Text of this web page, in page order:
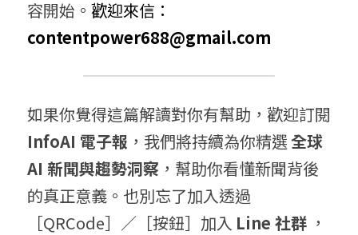
容開始。
contentpower688@gmail.com
InfoAI 電子報 ，我們將持續為你精選 全球
AI 新聞與趨勢洞察 ，幫助你看懂新聞背後
的真正意義。也別忘了加入透過
［QRCode］／［按鈕］加入 Line 社群 ，